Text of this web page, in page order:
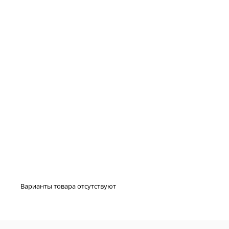
Варианты товара отсутствуют